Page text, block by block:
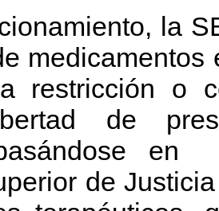
la
medicamentos
restricción o
de
en
de